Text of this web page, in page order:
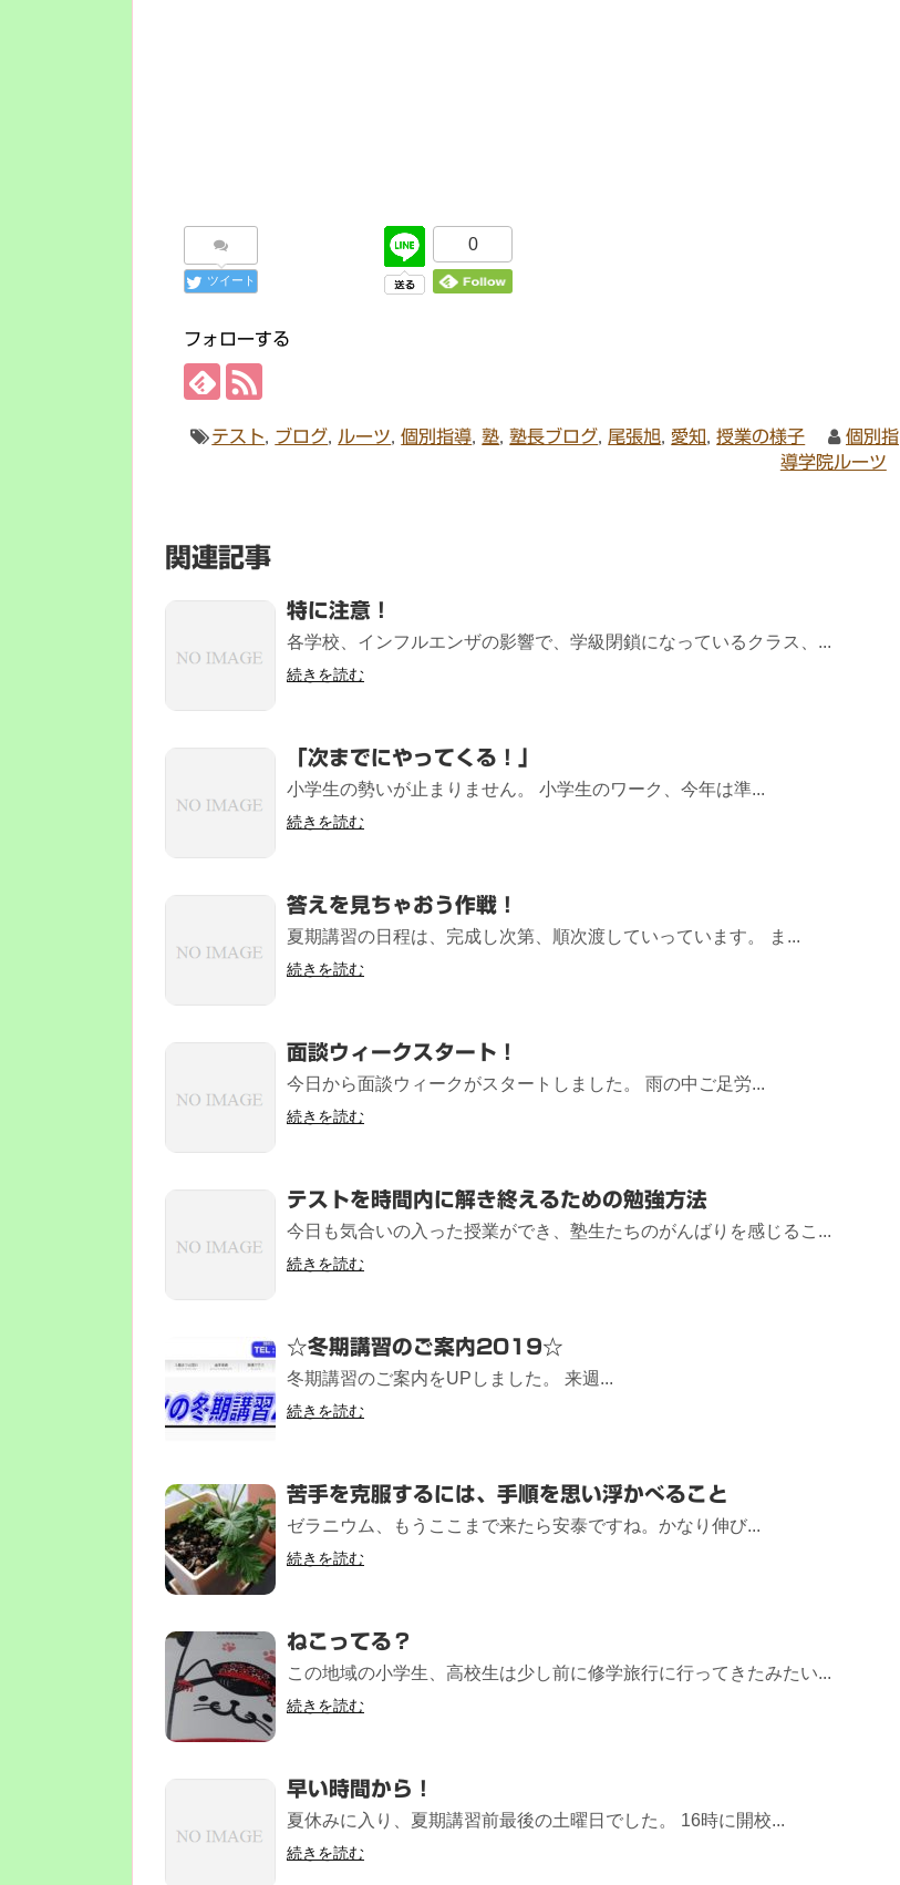
ツイート
0
フォローする
テスト ブログ ルーツ ,個別指導 ,塾 ,塾長ブログ 尾張旭 愛知 ,授業の様子
個別指
導学院ルーツ
関連記事
特に注意！
各学校、インフルエンザの影響で、学級閉鎖になっているクラス、...
続きを読む
「次までにやってくる！」
小学生の勢いが止まりません。 小学生のワーク、今年は準...
続きを読む
答えを見ちゃおう作戦！
夏期講習の日程は、完成し次第、順次渡していっています。 ま...
続きを読む
面談ウィークスタート！
今日から面談ウィークがスタートしました。 雨の中ご足労...
続きを読む
テストを時間内に解き終えるための勉強方法
今日も気合いの入った授業ができ、塾生たちのがんばりを感じるこ...
続きを読む
☆冬期講習のご案内2019☆
冬期講習のご案内をUPしました。 来週...
続きを読む
苦手を克服するには、手順を思い浮かべること
ゼラニウム、もうここまで来たら安泰ですね。かなり伸び...
続きを読む
ねこってる？
この地域の小学生、高校生は少し前に修学旅行に行ってきたみたい...
続きを読む
早い時間から！
夏休みに入り、夏期講習前最後の土曜日でした。 16時に開校...
続きを読む